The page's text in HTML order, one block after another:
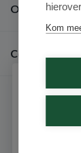
Over ons
Contact
Kom
Ontvang